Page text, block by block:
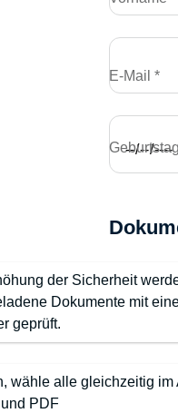
E-Mail *
Geburtstag
der Sicherheit
Dokumente mit
geprüft.
wähle alle gleichzeitig
PDF